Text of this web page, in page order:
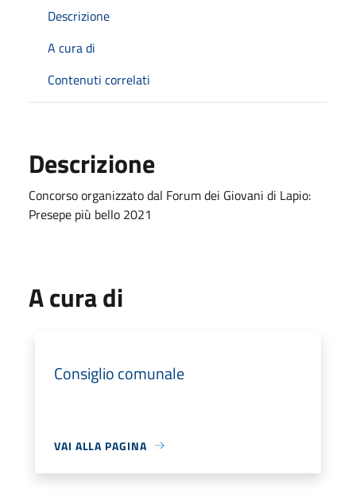
Descrizione
A cura di
Contenuti correlati
Descrizione
Concorso organizzato dal Forum dei Giovani di Lapio:
Presepe più bello 2021
A cura di
Consiglio comunale
VAI ALLA PAGINA